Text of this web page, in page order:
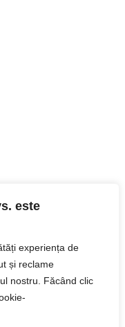
este
experiența de
și reclame
nostru. Făcând clic